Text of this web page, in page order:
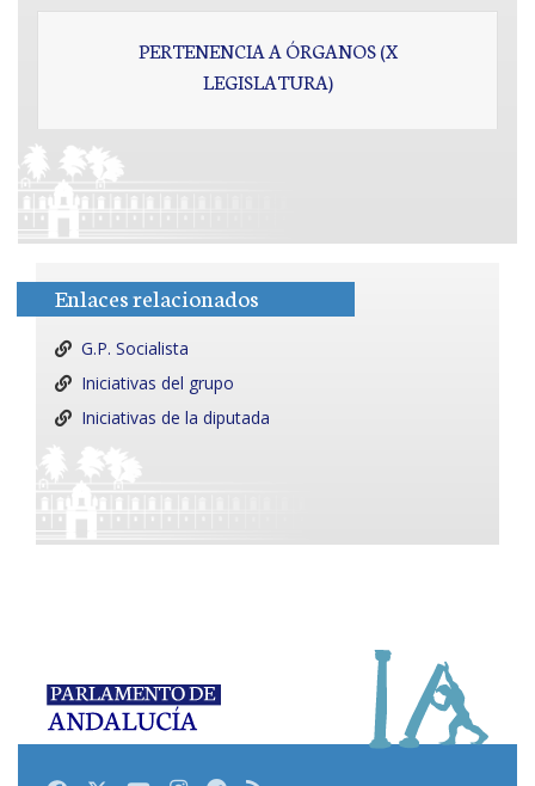
PERTENENCIA A ÓRGANOS (X
LEGISLATURA)
Enlaces relacionados
G.P. Socialista
Iniciativas del grupo
Iniciativas de la diputada